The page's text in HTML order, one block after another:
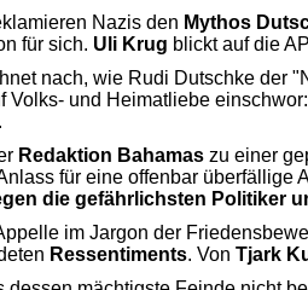
Nazis den Mythos
für sich. Uli Krug blickt auf die
nach, wie Rudi Dutschke der
Volks- und Heimatliebe einschwor:
.
Redaktion Bahamas zu einer
für eine offenbar überfällige
die gefährlichsten Politiker
im Jargon der
Ressentiments. Von Tjark